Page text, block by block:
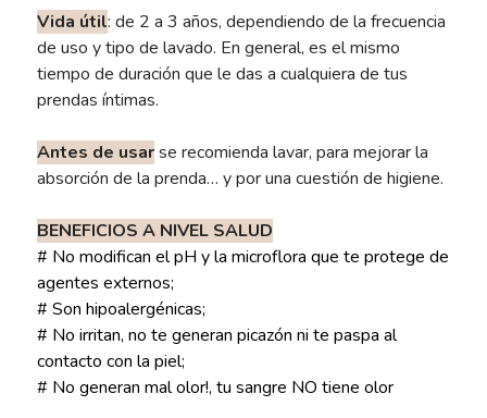
Vida útil: de 2 a 3 años, dependiendo de la frecuencia
de uso y tipo de lavado. En general, es el mismo
tiempo de duración que le das a cualquiera de tus
prendas íntimas.
Antes de usarse recomienda lavar, para mejorar la
absorción de la prenda… y por una cuestión de higiene.
BENEFICIOS A NIVEL SALUD
# No modifican el pH y la microflora que te protege de
agentes externos;
# Son hipoalergénicas;
# No irritan, no te generan picazón ni te paspa al
contacto con la piel;
# No generan mal olor!, tu sangre NO tiene olor